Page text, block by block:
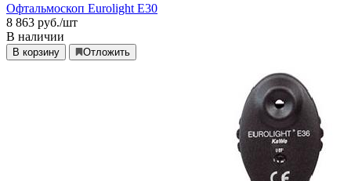
Офтальмоскоп Eurolight E30
8 863 руб./шт
В наличии
В корзину Отложить